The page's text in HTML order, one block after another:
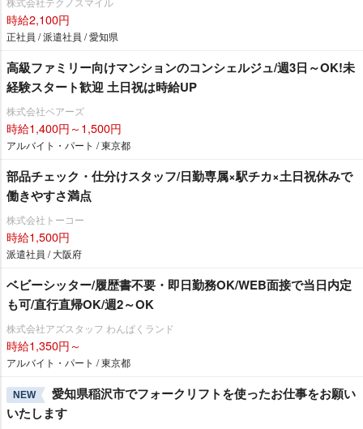
時給2,100円
正社員 / 派遣社員 / 愛知県
高級ファミリー向けマンションのコンシェルジュ/週3日～OK!未
経験スタート歓迎 土日祝は時給UP
株式会社ベアーズ
時給1,400円～1,500円
アルバイト・パート / 東京都
部品チェック・仕分けスタッフ/日勤専属×駅チカ×土日祝休みで
働きやすさ満点
株式会社トーコー
時給1,500円
派遣社員 / 大阪府
ベビーシッター/履歴書不要・即日勤務OK/WEB面接で当日内定
も可/直行直帰OK/週2～OK
株式会社アズスタッフ わんぱくランド
時給1,350円～
アルバイト・パート / 東京都
NEW
愛知県稲沢市でフォークリフトを使ったお仕事をお願い
いたします